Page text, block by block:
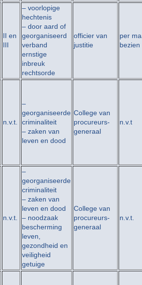
II en
III
– voorlopige
hechtenis
– door aard of
georganiseerd
verband
ernstige
inbreuk
rechtsorde
officier van
justitie
per
bezien
n.v.t.
–
georganiseerde
criminaliteit
– zaken van
leven en dood
College van
procureurs-
generaal
n.v.t
n.v.t.
–
georganiseerde
criminaliteit
– zaken van
leven en dood
– noodzaak
bescherming
leven,
gezondheid en
veiligheid
getuige
College van
procureurs-
generaal
n.v.t.